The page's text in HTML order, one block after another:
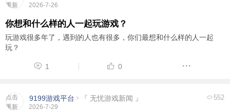
重新
2026-7-26
你想和什么样的人一起玩游戏？
玩游戏很多年了，遇到的人也有很多，你们最想和什么样的人一起
玩？
1 0
点击
重新
9199游戏平台 『 无忧游戏新闻 』
2026-7-29
552